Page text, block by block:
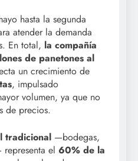
hasta la segunda
atender la demanda
En total, la compañía
de panetones al
un crecimiento de
, impulsado
volumen, ya que no
de precios.
tradicional —bodegas,
el 60% de la